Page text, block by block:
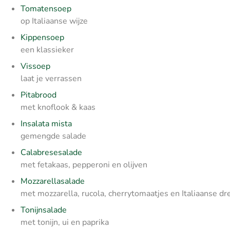
Tomatensoep
op Italiaanse wijze
Kippensoep
een klassieker
Vissoep
laat je verrassen
Pitabrood
met knoflook & kaas
Insalata mista
gemengde salade
Calabresesalade
met fetakaas, pepperoni en olijven
Mozzarellasalade
met mozzarella, rucola, cherrytomaatjes en Italiaanse
Tonijnsalade
met tonijn, ui en paprika